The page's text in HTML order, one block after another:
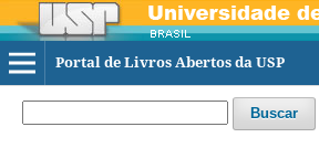
Portal de Livros Abertos da USP
Buscar